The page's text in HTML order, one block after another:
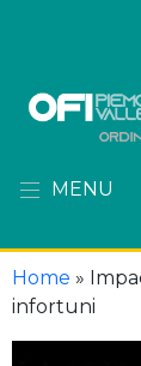
MENU
Home »
infortuni